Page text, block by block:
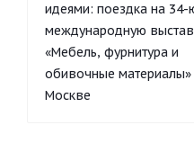
идеями: поездка на 34-
международную
«Мебель, фурнитура и
обивочные материалы»
Москве